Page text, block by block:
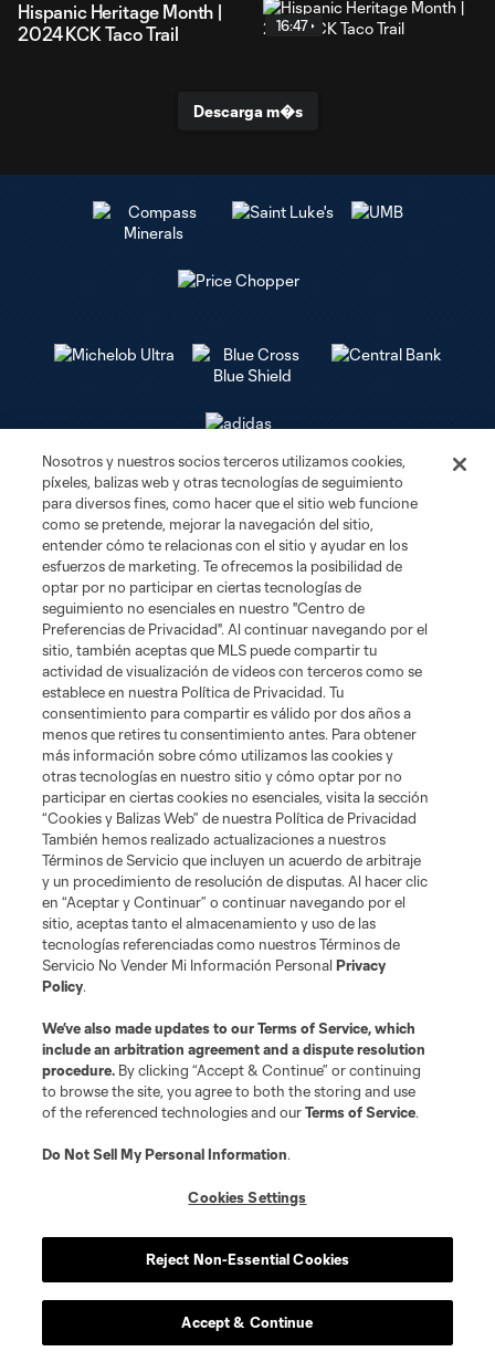
Hispanic Heritage Month |
2024 KCK Taco Trail
16:47
Descarga m�s
Club Sites
Tickets
Club
Social Media
Corporate Partnerships
MLS
Legal
Do Not Sell or Share My Personal Information
Cookies Settings
©2026 MLS. The Major League Soccer and MLS name and shield are
registered trademarks of Major League Soccer, L.L.C. (“MLS”). The names
and logos of MLS teams are registered and/or common law trademarks of
MLS or are used with the permission of their owners. Any unauthorized use
Nosotros y nuestros socios terceros utilizamos cookies,
píxeles, balizas web y otras tecnologías de seguimiento
para diversos fines, como hacer que el sitio web funcione
como se pretende, mejorar la navegación del sitio,
entender cómo te relacionas con el sitio y ayudar en los
esfuerzos de marketing. Te ofrecemos la posibilidad de
optar por no participar en ciertas tecnologías de
seguimiento no esenciales en nuestro "Centro de
Preferencias de Privacidad". Al continuar navegando por el
sitio, también aceptas que MLS puede compartir tu
actividad de visualización de videos con terceros como se
establece en nuestra Política de Privacidad. Tu
consentimiento para compartir es válido por dos años a
menos que retires tu consentimiento antes. Para obtener
más información sobre cómo utilizamos las cookies y
otras tecnologías en nuestro sitio y cómo optar por no
participar en ciertas cookies no esenciales, visita la sección
“Cookies y Balizas Web” de nuestra Política de Privacidad
También hemos realizado actualizaciones a nuestros
Términos de Servicio que incluyen un acuerdo de arbitraje
y un procedimiento de resolución de disputas. Al hacer clic
en “Aceptar y Continuar” o continuar navegando por el
sitio, aceptas tanto el almacenamiento y uso de las
tecnologías referenciadas como nuestros Términos de
Servicio No Vender Mi Información PersonalPrivacy
Policy.
We’ve also made updates to ourTerms of Service, which
include an arbitration agreement and a dispute resolution
procedure. By clicking “Accept & Continue” or continuing
to browse the site, you agree to both the storing and use
of the referenced technologies and ourTerms of Service.
Do Not Sell My Personal Information.
Cookies Settings
Reject Non-Essential Cookies
Accept & Continue